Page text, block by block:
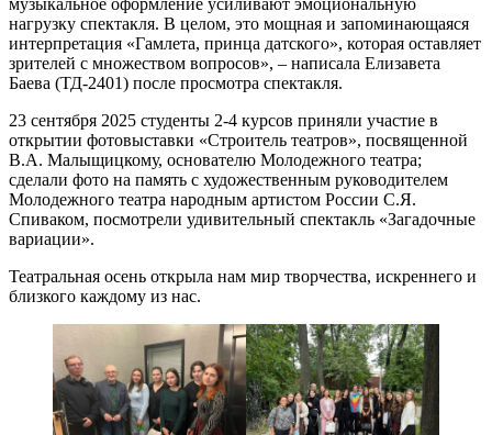
нагрузку спектакля. В целом, это мощная и запоминающаяся
интерпретация «Гамлета, принца датского», которая оставляет
зрителей с множеством вопросов», – написала Елизавета
Баева (ТД-2401) после просмотра спектакля.
23 сентября 2025 студенты 2-4 курсов приняли участие в
открытии фотовыставки «Строитель театров», посвященной
В.А. Малыщицкому, основателю Молодежного театра;
сделали фото на память с художественным руководителем
Молодежного театра народным артистом России С.Я.
Спиваком, посмотрели удивительный спектакль «Загадочные
вариации».
Театральная осень открыла нам мир творчества, искреннего и
близкого каждому из нас.